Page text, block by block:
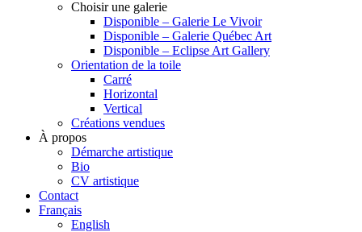
Choisir une galerie
Disponible – Galerie Le Vivoir
Disponible – Galerie Québec Art
Disponible – Eclipse Art Gallery
Orientation de la toile
Carré
Horizontal
Vertical
Créations vendues
À propos
Démarche artistique
Bio
CV artistique
Contact
Français
English